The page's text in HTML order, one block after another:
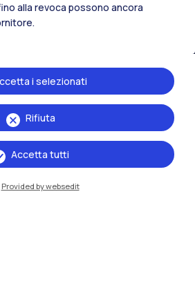
alla revoca possono ancora
Rifiuta
i selezionati
Accetta tutti
Provided by websedit